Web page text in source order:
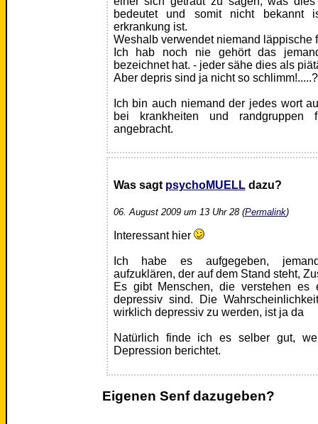
bedeutet und somit nicht bekannt
erkrankung ist.
Weshalb verwendet niemand läppische
Ich hab noch nie gehört das
bezeichnet hat. - jeder sähe dies als
Aber depris sind ja nicht so schlimm!.....?
Ich bin auch niemand der jedes wort
bei krankheiten und
angebracht.
Was sagt psychoMUELLdazu?
06. August 2009 um 13 Uhr 28 (Permalink)
Interessant hier
Ich habe es aufgegeben,
aufzuklären, der auf dem Stand steht,
Es gibt Menschen, die verstehen
depressiv sind. Die
wirklich depressiv zu werden, ist ja da
Natürlich finde ich es selber gut,
Depression berichtet.
Eigenen Senf dazugeben?